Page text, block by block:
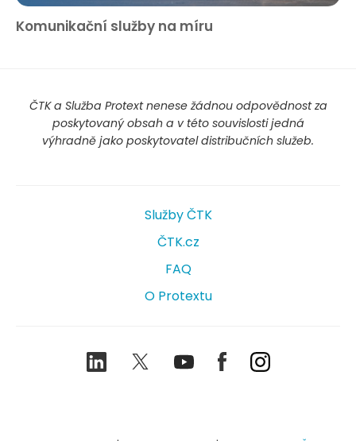
Komunikační služby na míru
ČTK a Služba Protext nenese žádnou odpovědnost za
poskytovaný obsah a v této souvislosti jedná
výhradně jako poskytovatel distribučních služeb.
Služby ČTK
ČTK.cz
FAQ
O Protextu
LinkedIn TwitterYoutubeFacebookInstagram